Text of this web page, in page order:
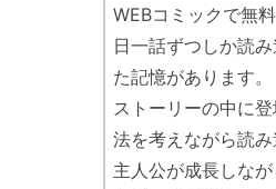
WEBコミックで無
日一話ずつしか読
た記憶があります。
ストーリーの中に
法を考えながら読み
主人公が成長しな